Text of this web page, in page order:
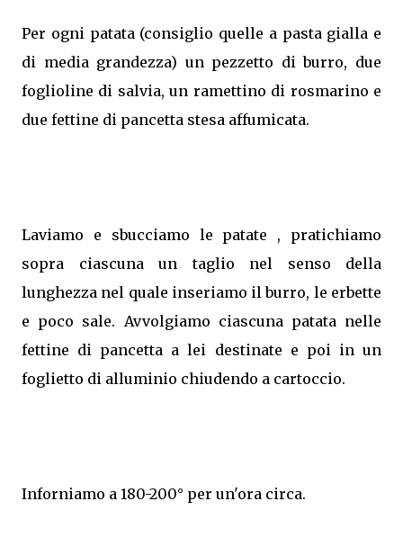
Per ogni patata (consiglio quelle a pasta gialla e
di media grandezza) un pezzetto di burro, due
foglioline di salvia, un ramettino di rosmarino e
due fettine di pancetta stesa affumicata.
Laviamo e sbucciamo le patate , pratichiamo
sopra ciascuna un taglio nel senso della
lunghezza nel quale inseriamo il burro, le erbette
e poco sale. Avvolgiamo ciascuna patata nelle
fettine di pancetta a lei destinate e poi in un
foglietto di alluminio chiudendo a cartoccio.
Inforniamo a 180-200° per un'ora circa.